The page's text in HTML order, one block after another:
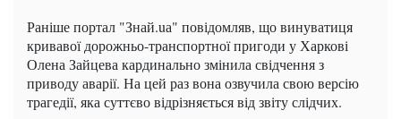
Раніше портал "Знай.uа" повідомляв, що винуватиця
кривавої дорожньо-транспортної пригоди у Харкові
Олена Зайцева кардинально змінила свідчення з
приводу аварії. На цей раз вона озвучила свою версію
трагедії, яка суттєво відрізняється від звіту слідчих.